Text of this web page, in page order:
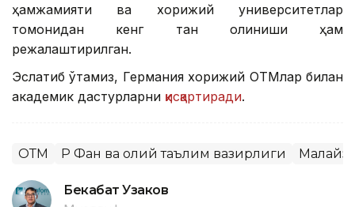
ҳамжамияти ва хорижий университетлар
томонидан кенг тан олиниши ҳам
режалаштирилган.
Эслатиб ўтамиз, Германия хорижий ОТМлар билан
академик дастурларни қисқартиради.
ОТМ ҚР Фан ва олий таълим вазирлиги
Бекабат Узаков